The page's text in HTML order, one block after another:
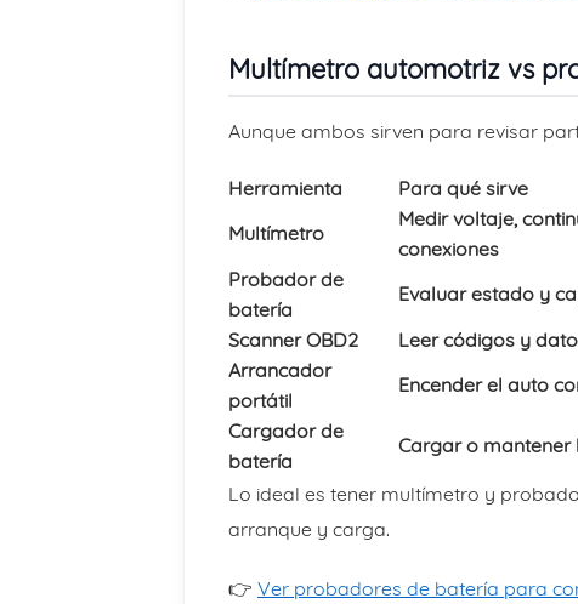
Multímetro automotriz vs
Aunque ambos sirven para revisar
Herramienta Para qué sirve
Multímetro
Medir voltaje,
conexiones
Probador de
batería
Evaluar estado y
Scanner OBD2
Leer códigos y
Arrancador
portátil
Encender el auto
Cargador de
batería
Cargar o mantener
Lo ideal es tener multímetro y
arranque y carga.
👉 Ver probadores de batería para